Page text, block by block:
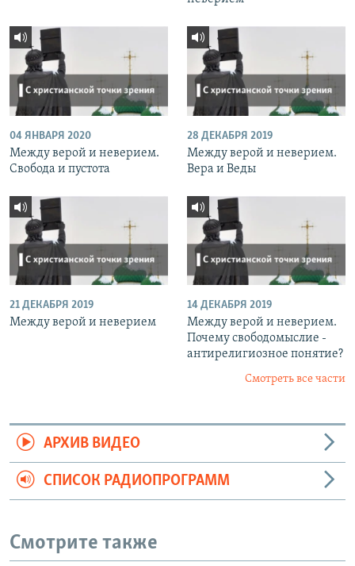
04 ЯНВАРЯ 2020
Между верой и неверием.
Свобода и пустота
28 ДЕКАБРЯ 2019
Между верой и неверием.
Вера и Веды
21 ДЕКАБРЯ 2019
Между верой и неверием
14 ДЕКАБРЯ 2019
Между верой и неверием.
Почему свободомыслие -
антирелигиозное понятие?
Смотреть все части
АРХИВ ВИДЕО
СПИСОК РАДИОПРОГРАММ
Смотрите также